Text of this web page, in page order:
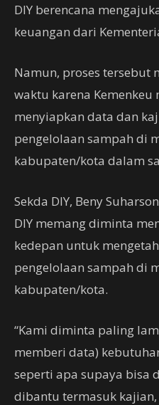
DIY berencana
keuangan dari
Namun, proses tersebut
waktu karena Kemenkeu
menyiapkan data dan
pengelolaan sampah di
kabupaten/kota dalam
Sekda DIY, Beny
DIY memang diminta
kedepan untuk
pengelolaan sampah di
kabupaten/kota.
“Kami diminta paling
memberi data)
seperti apa supaya bisa
dibantu termasuk